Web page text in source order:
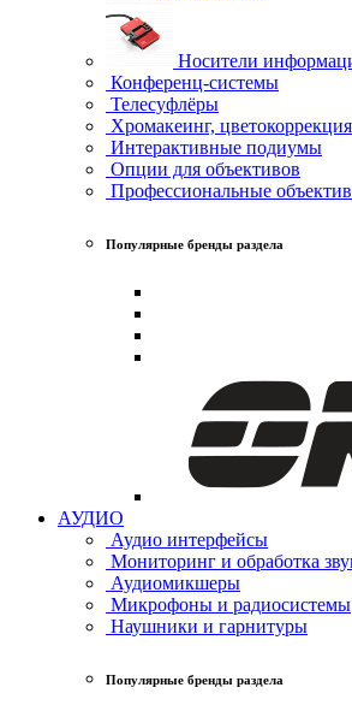
Носители
Конференц-системы
Телесуфлёры
Хромакеинг, цветокоррекция
Интерактивные подиумы
Опции для объективов
Профессиональные
Популярные бренды раздела
АУДИО
Аудио интерфейсы
Мониторинг и обработка
Аудиомикшеры
Микрофоны и радиосистемы
Наушники и гарнитуры
Популярные бренды раздела